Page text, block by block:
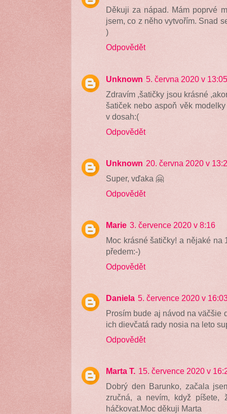
Děkuji za nápad. Mám poprvé
jsem, co z něho vytvořím. Snad
)
Odpovědět
Unknown 5. června 2020 v 13:05
Zdravím ,šatičky jsou krásné
šatiček nebo aspoň věk
v dosah:(
Odpovědět
Unknown 20. června 2020 v
Super, vďaka 🤗
Odpovědět
Marie 3. července 2020 v 8:16
Moc krásné šatičky! a nějaké na
předem:-)
Odpovědět
Daniela 5. července 2020 v
Prosím bude aj návod na väčšie
ich dievčatá rady nosia na leto
Odpovědět
Marta T. 15. července 2020 v
Dobrý den Barunko, začala
zručná, a nevím, když píšete,
háčkovat.Moc děkuji Marta